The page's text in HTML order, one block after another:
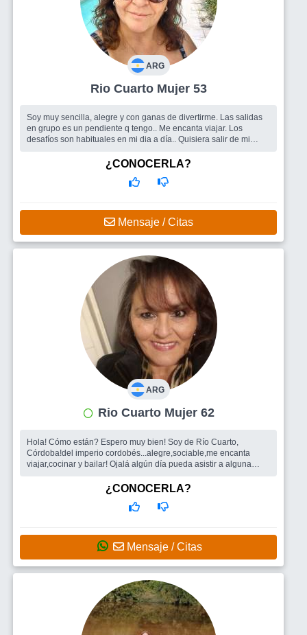
ARG
Rio Cuarto Mujer 53
Soy muy sencilla, alegre y con ganas de divertirme. Las salidas
en grupo es un pendiente q tengo.. Me encanta viajar. Los
desafíos son habituales en mi dia a día.. Quisiera salir de mi
Amig@s para salir y pasarla bien
¿CONOCERLA?
Mensaje / Citas
ARG
Rio Cuarto Mujer 62
Hola! Cómo están? Espero muy bien! Soy de Río Cuarto,
Córdoba!del imperio cordobés...alegre,sociable,me encanta
viajar,cocinar y bailar! Ojalá algún día pueda asistir a alguna
Grupo de gente afin,amigas ,amigos, quizás un hombre
con quien compartir vivencias,un compinche de existencia!
¿CONOCERLA?
Mensaje / Citas